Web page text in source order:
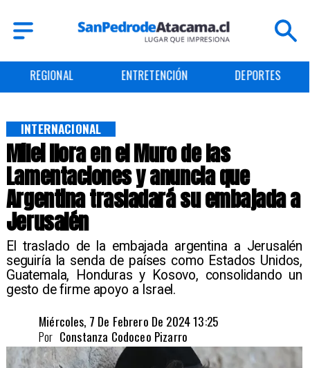
ENTRETENCIÓN DEPORTES CULTURA
Milei llora en el Muro de las
Lamentaciones y anuncia que
Argentina trasladará su embajada a
Jerusalén
​​El traslado de la embajada argentina a Jerusalén
seguiría la senda de países como Estados Unidos,
Guatemala, Honduras y Kosovo, consolidando un
gesto de firme apoyo a Israel.
INTERNACIONAL
Miércoles, 7 De Febrero De 2024 13:25
Constanza Codoceo Pizarro
Por